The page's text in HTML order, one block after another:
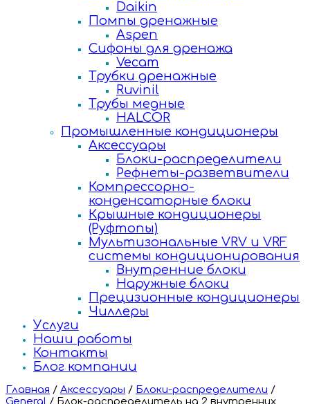
Daikin
Помпы дренажные
Aspen
Сифоны для дренажа
Vecam
Трубки дренажные
Ruvinil
Трубы медные
HALCOR
Промышленные кондиционеры
Аксессуары
Блоки-распределители
Рефнеты-разветвители
Компрессорно-
конденсаторные блоки
Крышные кондиционеры
(Руфтопы)
Мультизональные VRV и VRF
системы кондиционирования
Внутренние блоки
Наружные блоки
Прецизионные кондиционеры
Чиллеры
Услуги
Наши работы
Контакты
Блог компании
Главная / Аксессуары / Блоки-распределители /
General / Блок-распределитель на 2 внутренних